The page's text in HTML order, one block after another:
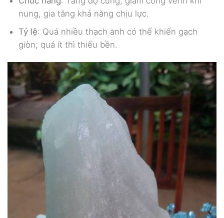
nung, gia tăng khả năng chịu lực.
Tỷ lệ: Quá nhiều thạch anh có thể khiến gạch
giòn; quá ít thì thiếu bền.